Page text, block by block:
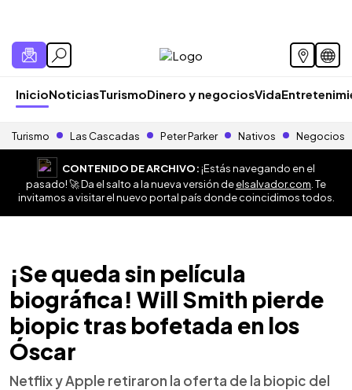
InicioNoticiasTurismoDinero y negociosVida
Turismo Las Cascadas Peter Parker Nativos Negocios
CONTENIDO DE ARCHIVO:¡Estás navegando en el
pasado! 🚀 Da el salto a la nueva versión deelsalvador.com . Te
invitamos a visitar el nuevo portal país donde coincidimos todos.
¡Se queda sin película
biográfica! Will Smith pierde
biopic tras bofetada en los
Óscar
Netflix y Apple retiraron la oferta de la biopic del